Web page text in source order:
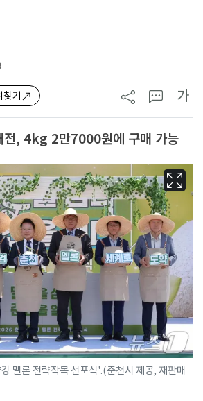
찾기 가
전, 4kg 2만7000원에 구매 가능
멜론 전략작목 선포식'.(춘천시 제공, 재판매